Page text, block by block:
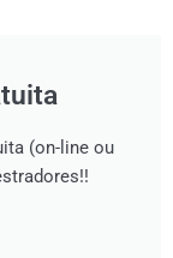
(on-line ou